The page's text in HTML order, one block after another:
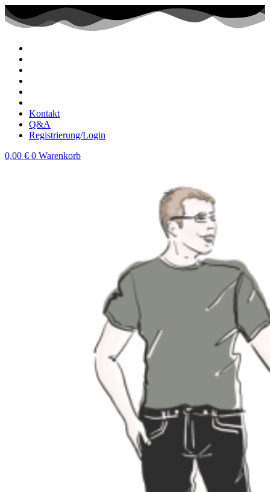
Zum
Inhalt
wechseln
Kontakt
Q&A
Registrierung/Login
0,00 € 0 Warenkorb